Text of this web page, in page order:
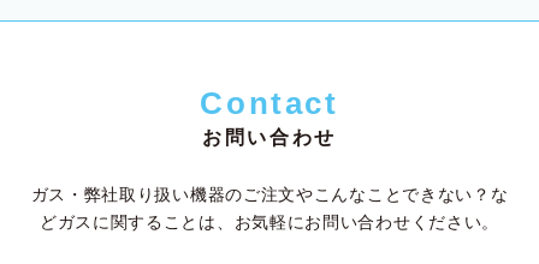
Contact
お問い合わせ
ガス・弊社取り扱い機器のご注文やこんなことできない？な
どガスに関することは、お気軽にお問い合わせください。